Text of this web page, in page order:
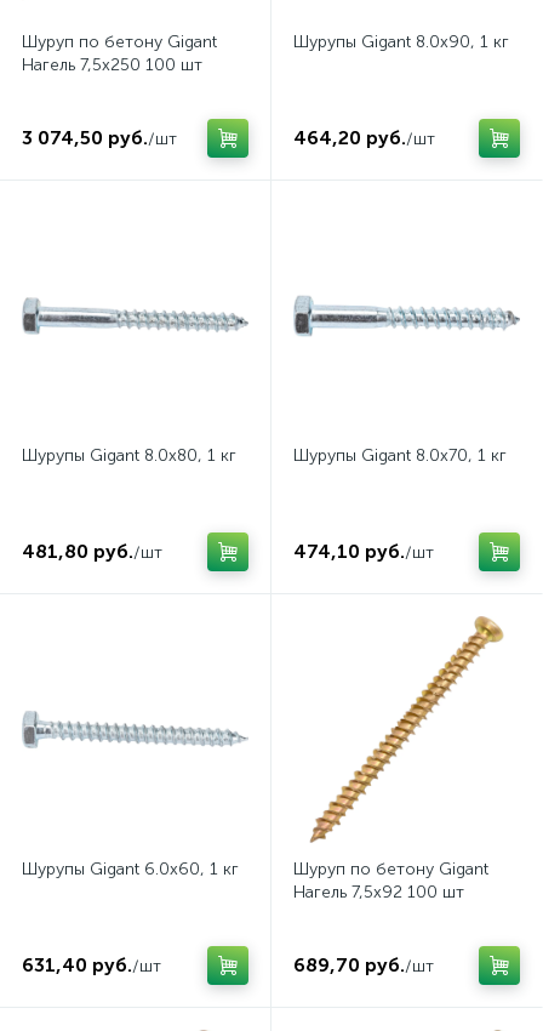
Шуруп по бетону Gigant
Нагель 7,5x250 100 шт
3 074,50 руб./шт
Шурупы Gigant 8.0x90, 1 кг
464,20 руб./шт
Шурупы Gigant 8.0x80, 1 кг
481,80 руб./шт
Шурупы Gigant 8.0x70, 1 кг
474,10 руб./шт
Шурупы Gigant 6.0x60, 1 кг
631,40 руб./шт
Шуруп по бетону Gigant
Нагель 7,5x92 100 шт
689,70 руб./шт